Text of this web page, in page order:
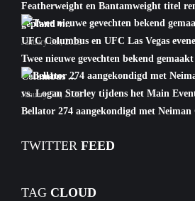
Featherweight en Bantamweight titel
gepland v...
January 6th, 2022
Twee nieuwe gevechten bekend
Columbus ...
January 5th, 2022
Bellator 274 aangekondigd met Neiman
January 5th, 2022
TWITTER FEED
TAG CLOUD